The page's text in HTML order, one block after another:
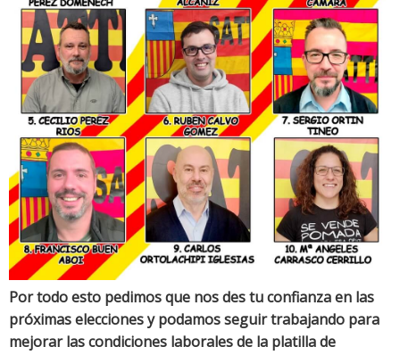
Por todo esto pedimos que nos des tu confianza en las
próximas elecciones y podamos seguir trabajando para
mejorar las condiciones laborales de la platilla de